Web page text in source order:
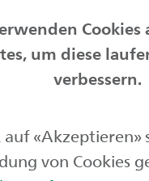
Märkte
Cookies
um diese
verbessern.
«Akzeptieren»
von Cookies